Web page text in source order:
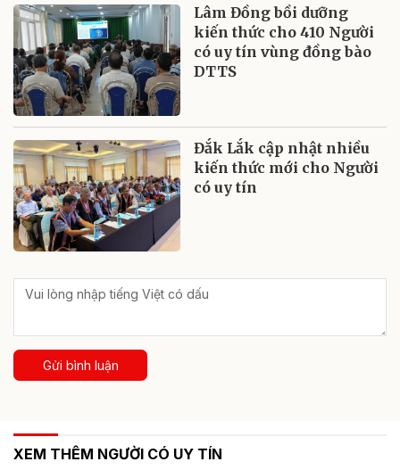
Lâm Đồng bồi dưỡng
kiến thức cho 410 Người
có uy tín vùng đồng bào
DTTS
Đắk Lắk cập nhật nhiều
kiến thức mới cho Người
có uy tín
Gửi bình luận
XEM THÊM NGƯỜI CÓ UY TÍN